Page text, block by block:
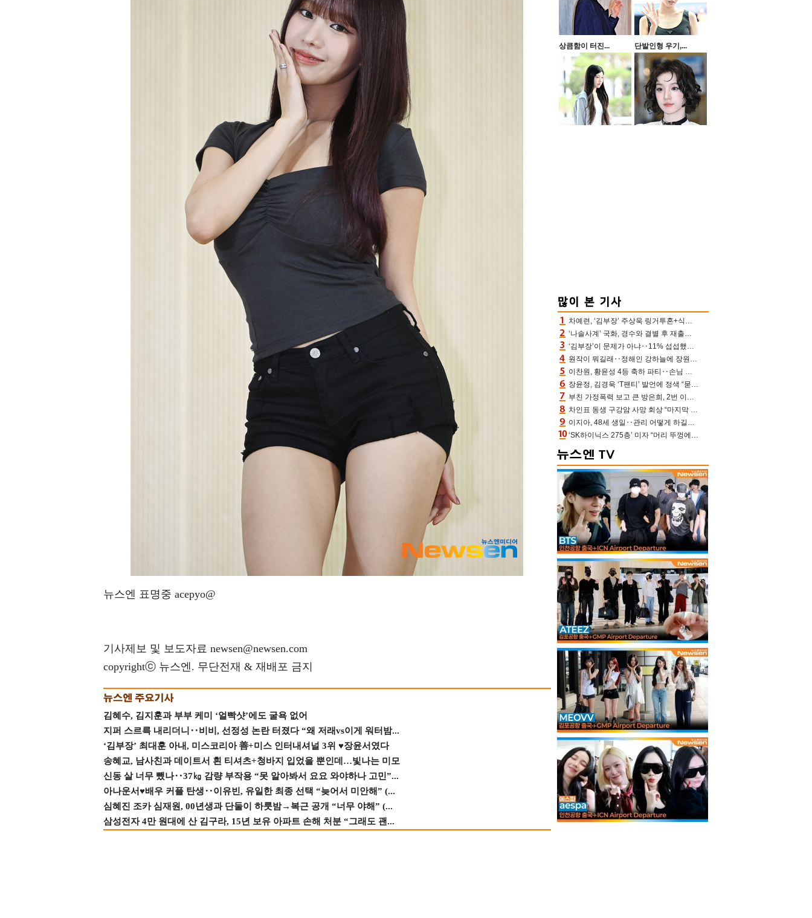
뉴스엔 표명중 acepyo@
기사제보 및 보도자료 newsen@newsen.com
copyrightⓒ 뉴스엔. 무단전재 & 재배포 금지
김혜수, 김지훈과 부부 케미 ‘얼빡샷’에도 굴욕 없어
지퍼 스르륵 내리더니‥비비, 선정성 논란 터졌다 “왜 저래vs이게 워터밤...
‘김부장’ 최대훈 아내, 미스코리아 善+미스 인터내셔널 3위 ♥장윤서였다
송혜교, 남사친과 데이트서 흰 티셔츠+청바지 입었을 뿐인데…빛나는 미모
신동 살 너무 뺐나‥37㎏ 감량 부작용 “못 알아봐서 요요 와야하나 고민”...
아나운서♥배우 커플 탄생‥이유빈, 유일한 최종 선택 “늦어서 미안해” (...
심혜진 조카 심재원, 00년생과 단둘이 하룻밤→복근 공개 “너무 야해” (...
삼성전자 4만 원대에 산 김구라, 15년 보유 아파트 손해 처분 “그래도 괜...
상큼함이 터진... 단발인형 우기,...
차예련, ‘김부장’ 주상욱 링거투혼+식스팩 비화 “옷 벗는데 아저씨는 안 된다고”(차장금)
‘나솔사계’ 국화, 경수와 결별 후 재출연…첫인상 3표 몰표
‘김부장’이 문제가 아냐‥11% 섭섭했던 ‘재벌X형사2’ 돈·빽 총동원해 컴백 [TV보고서]
원작이 뭐길래‥정해인 강하늘에 장원영까지 참여한 이 영화
이찬원, 황윤성 4등 축하 파티‥손님 모으려 블랙핑크 지수와 친한 척(편스토랑)[어제TV]
장윤정, 김경욱 ‘T팬티’ 발언에 정색 “묻지 않았는데, 그것도 성희롱”(장공장)
부친 가정폭력 보고 큰 방은희, 2번 이혼 후 잠수→母 고독사에 자책(특종세상)[어제TV]
차인표 동생 구강암 사망 회상 “마지막 순간 동생 손 잡아준 신애라, 두고두고 고마워” (신애라이프)
이지아, 48세 생일‥관리 어떻게 하길래 놀라운 동안 미모
‘SK하이닉스 275층’ 미자 “머리 뚜껑에서 사, 주식만 안 해도 돈 버는 것”